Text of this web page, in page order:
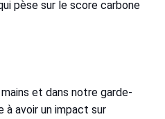
pèse sur le score carbone
et dans notre garde-
à avoir un impact sur